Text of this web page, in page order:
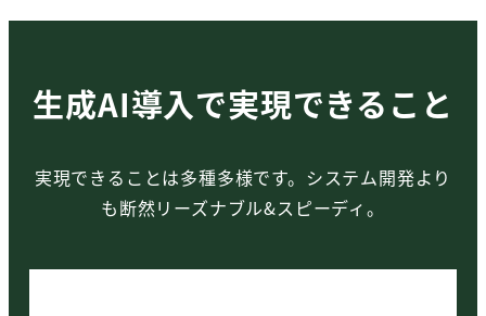
生成AI導入で実現できること
実現できることは多種多様です。システム開発より
も断然リーズナブル&スピーディ。